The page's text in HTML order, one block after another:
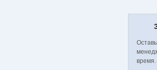
время.